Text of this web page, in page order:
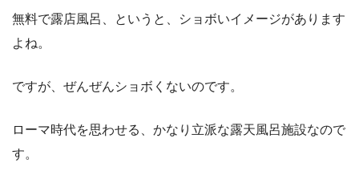
無料で露店風呂、というと、ショボいイメージがあります
よね。
ですが、ぜんぜんショボくないのです。
ローマ時代を思わせる、かなり立派な露天風呂施設なので
す。